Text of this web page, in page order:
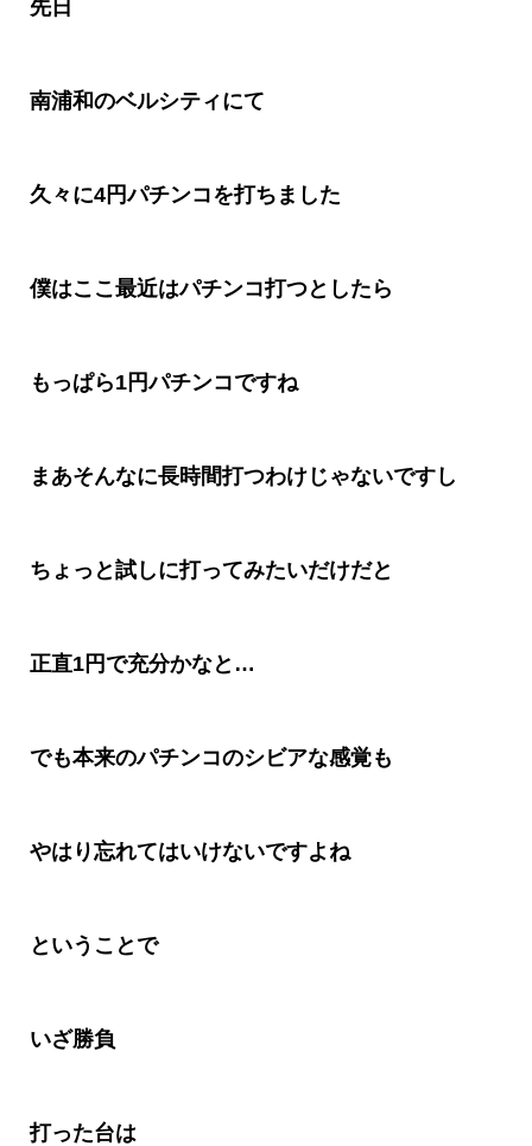
先日
南浦和のベルシティにて
久々に4円パチンコを打ちました
僕はここ最近はパチンコ打つとしたら
もっぱら1円パチンコですね
まあそんなに長時間打つわけじゃないですし
ちょっと試しに打ってみたいだけだと
正直1円で充分かなと …
でも本来のパチンコのシビアな感覚も
やはり忘れてはいけないですよね
ということで
いざ勝負
打った台は